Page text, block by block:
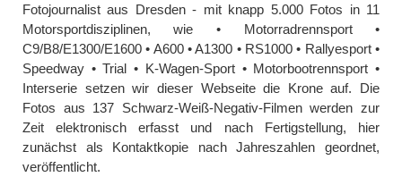
Fotojournalist aus Dresden - mit knapp 5.000 Fotos in 11
Motorsportdisziplinen, wie • Motorradrennsport •
C9/B8/E1300/E1600 • A600 • A1300 • RS1000 • Rallyesport •
Speedway • Trial • K-Wagen-Sport • Motorbootrennsport •
Interserie setzen wir dieser Webseite die Krone auf. Die
Fotos aus 137 Schwarz-Weiß-Negativ-Filmen werden zur
Zeit elektronisch erfasst und nach Fertigstellung, hier
zunächst als Kontaktkopie nach Jahreszahlen geordnet,
veröffentlicht.